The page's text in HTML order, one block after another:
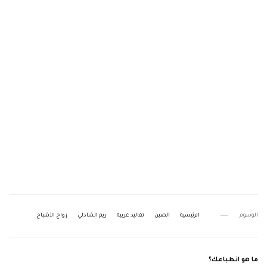
الوسوم الرئيسية الصين تقاليد غريبة ريم الشاذلي زواج الأشباح
ما هو انطباعك؟